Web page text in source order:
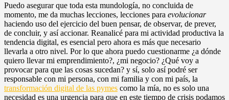
Puedo asegurar que toda esta mundología, no concluida de
momento, me da muchas lecciones, lecciones para evolucionar
haciendo uso del ejercicio del buen pensar, de observar, de prever,
de concluir, y así accionar. Reanalicé para mi actividad productiva la
tendencia digital, es esencial pero ahora es más que necesario
llevarla a otro nivel. Por lo que ahora puedo cuestionarme ¿a dónde
quiero llevar mi emprendimiento?, ¿mi negocio? ¿Qué voy a
provocar para que las cosas sucedan? y sí, solo así podré ser
responsable con mi persona, con mi familia y con mi país, la
transformación digital de las pymes como la mía, no es solo una
necesidad es una urgencia para que en este tiempo de crisis podamos